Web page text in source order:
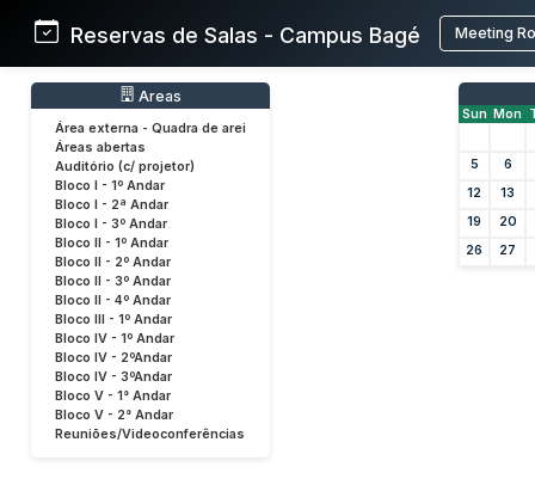
Reservas de Salas - Campus Bagé Meeting
Areas
Área externa - Quadra de arei
Áreas abertas
Auditório (c/ projetor)
Bloco I - 1º Andar
Bloco I - 2ª Andar
Bloco I - 3º Andar
Bloco II - 1º Andar
Bloco II - 2º Andar
Bloco II - 3º Andar
Bloco II - 4º Andar
Bloco III - 1º Andar
Bloco IV - 1º Andar
Bloco IV - 2ºAndar
Bloco IV - 3ºAndar
Bloco V - 1° Andar
Bloco V - 2° Andar
Reuniões/Videoconferências
Sun Mon
5
6
12
13
19
20
26
27